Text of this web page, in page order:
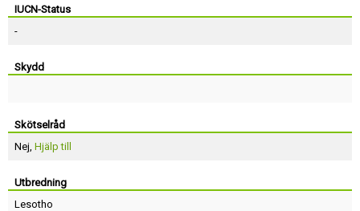
IUCN-Status
-
Skydd
Skötselråd
Nej, Hjälp till
Utbredning
Lesotho